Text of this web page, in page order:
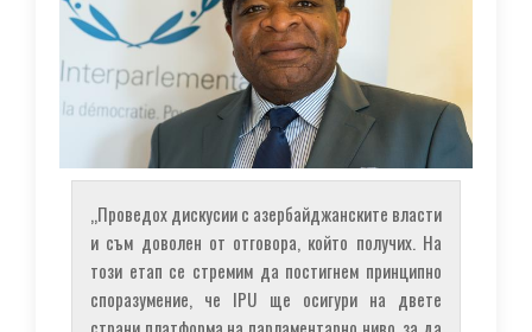
„Проведох дискусии с азербайджанските власти
и съм доволен от отговора, който получих. На
този етап се стремим да постигнем принципно
споразумение, че IPU ще осигури на двете